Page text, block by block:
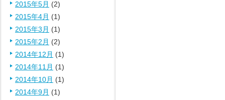
2015年5月 (2)
2015年4月 (1)
2015年3月 (1)
2015年2月 (2)
2014年12月 (1)
2014年11月 (1)
2014年10月 (1)
2014年9月 (1)